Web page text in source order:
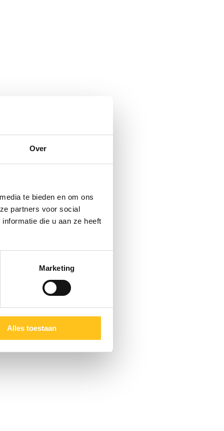
Over
te bieden en om ons
partners voor social
die u aan ze heeft
Marketing
Alles toestaan